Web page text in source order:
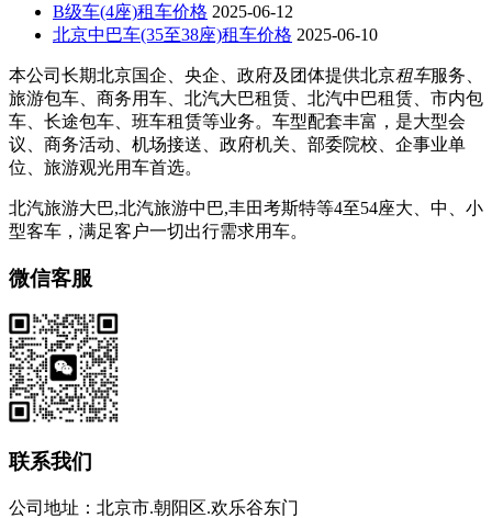
B级车(4座)租车价格 2025-06-12
北京中巴车(35至38座)租车价格 2025-06-10
本公司长期北京国企、央企、政府及团体提供北京租车服务、
旅游包车、商务用车、北汽大巴租赁、北汽中巴租赁、市内包
车、长途包车、班车租赁等业务。车型配套丰富，是大型会
议、商务活动、机场接送、政府机关、部委院校、企事业单
位、旅游观光用车首选。
北汽旅游大巴,北汽旅游中巴,丰田考斯特等4至54座大、中、小
型客车，满足客户一切出行需求用车。
微信客服
联系我们
公司地址：北京市.朝阳区.欢乐谷东门